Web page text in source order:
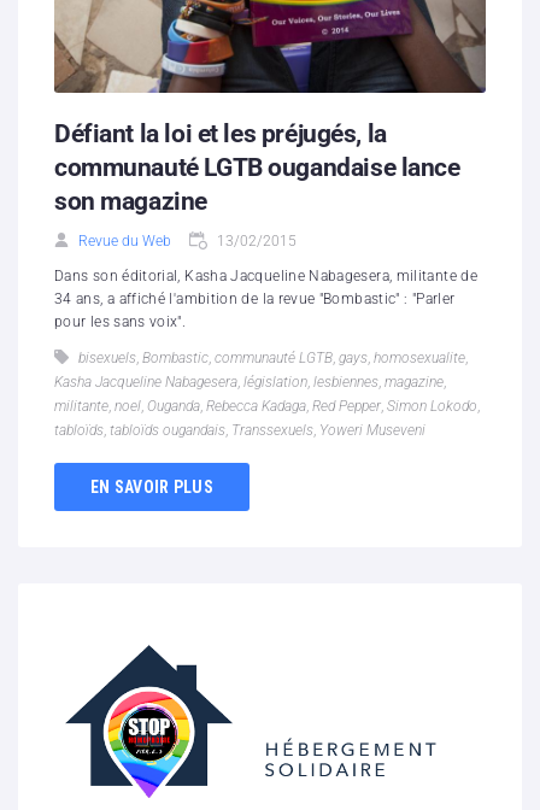
Hébergement solidaire
Défiant la loi et les préjugés, la
communauté LGTB ougandaise lance
son magazine
Revue du Web 13/02/2015
Dans son éditorial, Kasha Jacqueline Nabagesera, militante de
34 ans, a affiché l'ambition de la revue "Bombastic" : "Parler
pour les sans voix".
bisexuels, Bombastic, communauté LGTB, gays, homosexualite,
Kasha Jacqueline Nabagesera, législation, lesbiennes, magazine,
militante, noel, Ouganda, Rebecca Kadaga, Red Pepper, Simon Lokodo,
tabloïds, tabloïds ougandais, Transsexuels, Yoweri Museveni
EN SAVOIR PLUS